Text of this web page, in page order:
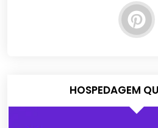
HOSPEDAGEM